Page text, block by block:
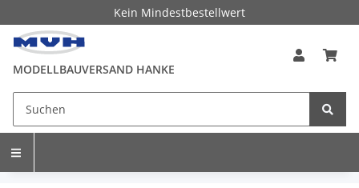
Kein Mindestbestellwert
MODELLBAUVERSAND HANKE